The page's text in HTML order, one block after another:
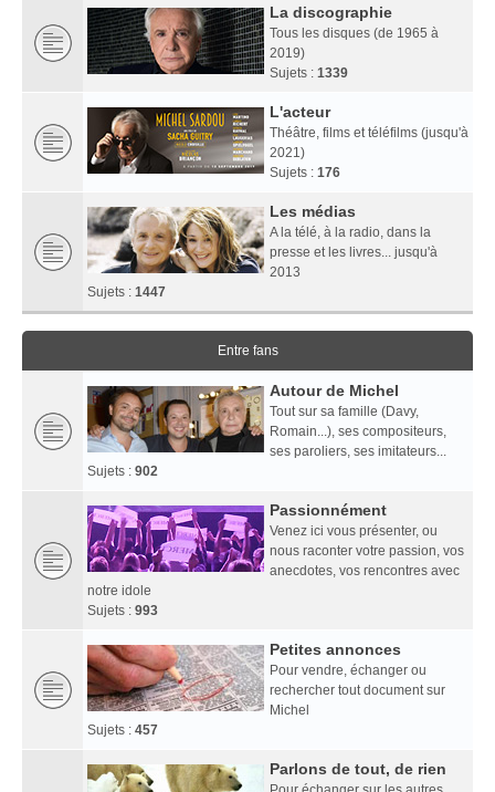
La discographie
Tous les disques (de 1965 à
2019)
Sujets : 1339
L'acteur
Théâtre, films et téléfilms (jusqu'à
2021)
Sujets : 176
Les médias
A la télé, à la radio, dans la
presse et les livres... jusqu'à
2013
Sujets : 1447
Entre fans
Autour de Michel
Tout sur sa famille (Davy,
Romain...), ses compositeurs,
ses paroliers, ses imitateurs...
Sujets : 902
Passionnément
Venez ici vous présenter, ou
nous raconter votre passion, vos
anecdotes, vos rencontres avec
notre idole
Sujets : 993
Petites annonces
Pour vendre, échanger ou
rechercher tout document sur
Michel
Sujets : 457
Parlons de tout, de rien